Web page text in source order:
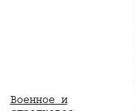
Военное и